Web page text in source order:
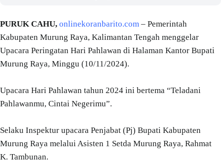
PURUK CAHU, onlinekoranbarito.com – Pemerintah
Kabupaten Murung Raya, Kalimantan Tengah menggelar
Upacara Peringatan Hari Pahlawan di Halaman Kantor Bupati
Murung Raya, Minggu (10/11/2024).
Upacara Hari Pahlawan tahun 2024 ini bertema “Teladani
Pahlawanmu, Cintai Negerimu”.
Selaku Inspektur upacara Penjabat (Pj) Bupati Kabupaten
Murung Raya melalui Asisten 1 Setda Murung Raya, Rahmat
K. Tambunan.